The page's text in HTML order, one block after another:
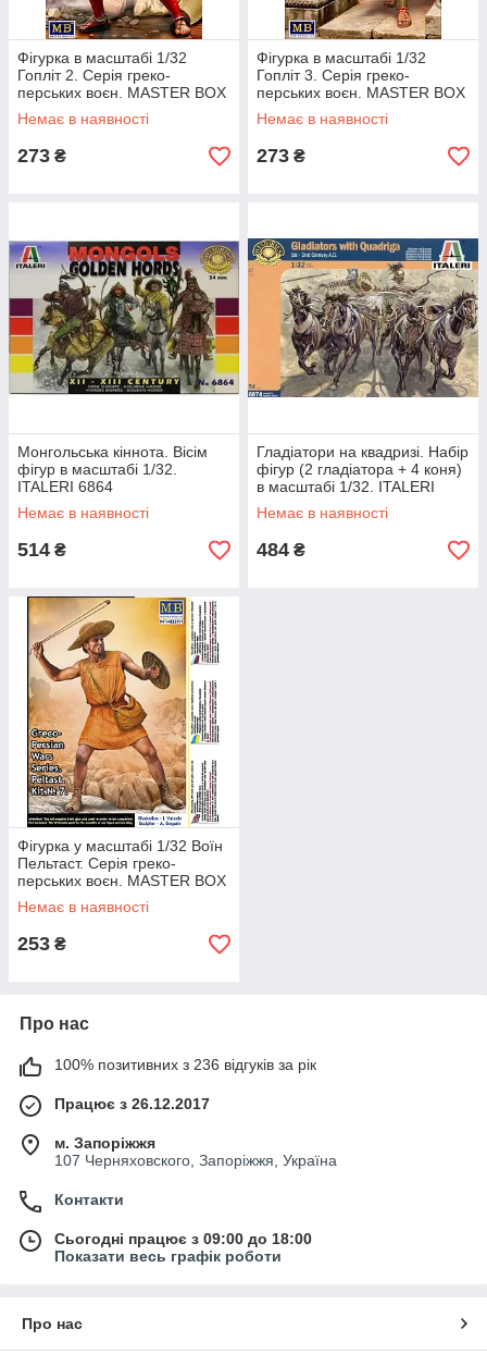
Фігурка в масштабі 1/32
Гопліт 2. Серія греко-
перських воєн. MASTER BOX
32012
Немає в наявності
273 ₴
Фігурка в масштабі 1/32
Гопліт 3. Серія греко-
перських воєн. MASTER BOX
32013
Немає в наявності
273 ₴
Монгольська кіннота. Вісім
фігур в масштабі 1/32.
ITALERI 6864
Немає в наявності
514 ₴
Гладіатори на квадризі. Набір
фігур (2 гладіатора + 4 коня)
в масштабі 1/32. ITALERI
6874
Немає в наявності
484 ₴
Фігурка у масштабі 1/32 Воїн
Пельтаст. Серія греко-
перських воєн. MASTER BOX
32017
Немає в наявності
253 ₴
Про нас
100% позитивних з 236 відгуків за рік
Працює з 26.12.2017
м. Запоріжжя
107 Черняховского, Запоріжжя, Україна
Контакти
Сьогодні працює з 09:00 до 18:00
Показати весь графік роботи
Про нас